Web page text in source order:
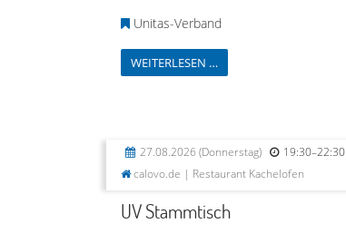
Unitas-Verband
WEITERLESEN …
27.08.2026 (Donnerstag)
19:30–22:30
calovo.de | Restaurant Kachelofen
UV Stammtisch